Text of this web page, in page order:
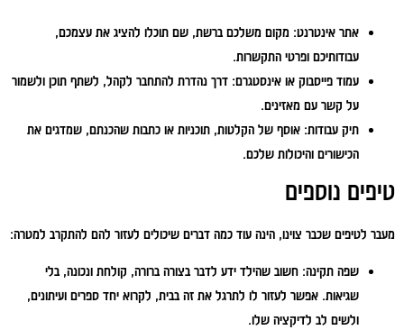
אתר אינטרנט: מקום משלכם ברשת, שם תוכלו להציג את עצמכם,
עבודותיכם ופרטי התקשרות.
עמוד פייסבוק או אינסטגרם: דרך נהדרת להתחבר לקהל, לשתף תוכן ולשמור
על קשר עם מאזינים.
תיק עבודות: אוסף של הקלטות, תוכניות או כתבות שהכנתם, שמדגים את
הכישורים והיכולות שלכם.
טיפים נוספים
מעבר לטיפים שכבר צוינו, הינה עוד כמה דברים שיכולים לעזור להם להתקרב למטרה:
שפה תקינה: חשוב שהילד ידע לדבר בצורה ברורה, קולחת ונכונה, בלי
שגיאות. אפשר לעזור לו לתרגל את זה בבית, לקרוא יחד ספרים ועיתונים,
ולשים לב לדיקציה שלו.